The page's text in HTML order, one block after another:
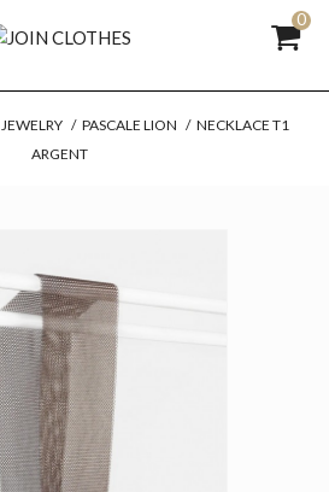
0
JEWELRY / PASCALE LION / NECKLACE T1
ARGENT